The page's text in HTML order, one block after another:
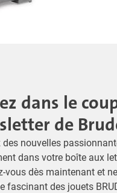
dans le
de
des nouvelles
dans votre boîte aux
vous dès maintenant et
fascinant des jouets